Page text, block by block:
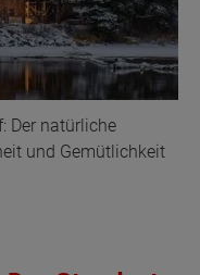
Der natürliche
und Gemütlichkeit